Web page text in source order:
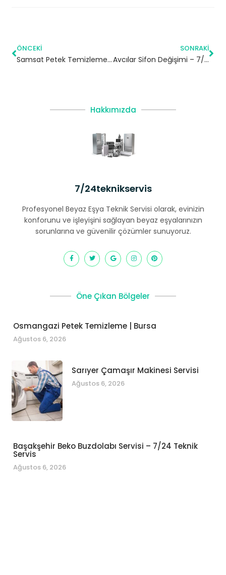
ÖNCEKI
Samsat Petek Temizleme | Adıyaman
SONRAKI
Avcılar Sifon Değişimi – 7/24 Acil Servis
Hakkımızda
7/24teknikservis
Profesyonel Beyaz Eşya Teknik Servisi olarak, evinizin
konforunu ve işleyişini sağlayan beyaz eşyalarınızın
sorunlarına ve güvenilir çözümler sunuyoruz.
Öne Çıkan Bölgeler
Osmangazi Petek Temizleme | Bursa
Ağustos 6, 2026
Sarıyer Çamaşır Makinesi Servisi
Ağustos 6, 2026
Başakşehir Beko Buzdolabı Servisi – 7/24 Teknik
Servis
Ağustos 6, 2026